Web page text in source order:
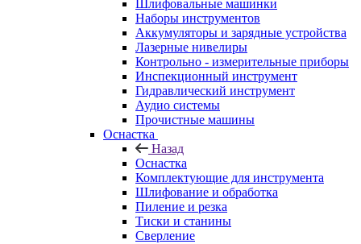
Шлифовальные машинки
Наборы инструментов
Аккумуляторы и зарядные устройства
Лазерные нивелиры
Контрольно - измерительные приборы
Инспекционный инструмент
Гидравлический инструмент
Аудио системы
Прочистные машины
Оснастка
Назад
Оснастка
Комплектующие для инструмента
Шлифование и обработка
Пиление и резка
Тиски и станины
Сверление